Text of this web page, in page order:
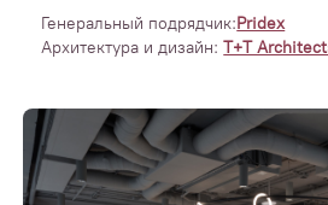
Генеральный подрядчик:Pridex
Архитектура и дизайн:T+T